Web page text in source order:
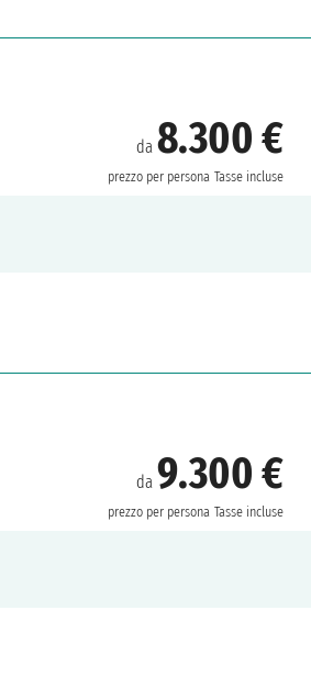
da 8.300 €
prezzo per persona Tasse incluse
da 9.300 €
prezzo per persona Tasse incluse